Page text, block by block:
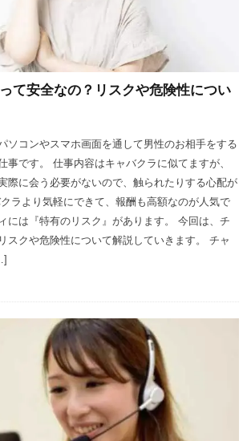
て安全なの？リスクや危険性につい
ソコンやスマホ画面を通して男性のお相手をする
事です。 仕事内容はキャバクラに似てますが、
際に会う必要がないので、触られたりする心配が
ラより気軽にできて、報酬も高額なのが人気で
には『特有のリスク』があります。 今回は、チ
スクや危険性について解説していきます。 チャ